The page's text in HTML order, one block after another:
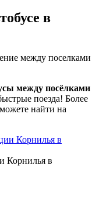
в
между поселками
между посёлками
поезда! Более
найти на
Корнилья в